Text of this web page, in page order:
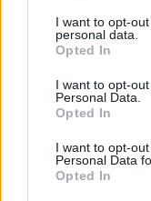
not limited to your
grant or deny
use your data for
consent section.
I want to opt-
personal data.
Opted In
I want to opt-
Personal Data.
Opted In
I want to opt-
Personal Data
Opted In